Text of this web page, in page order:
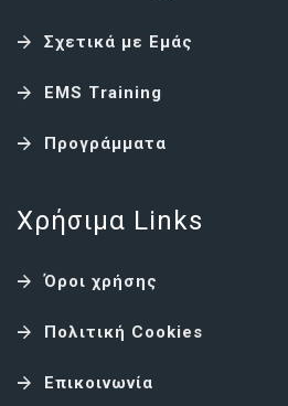
Σχετικά με Εμάς
EMS Training
Προγράμματα
Χρήσιμα Links
Όροι χρήσης
Πολιτική Cookies
Επικοινωνία